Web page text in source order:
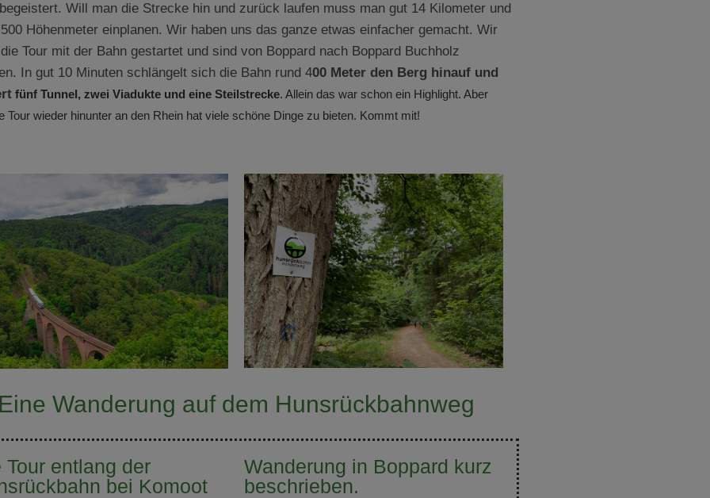
Will man die Strecke hin und zurück laufen muss man gut 14 Kilometer und
Höhenmeter einplanen. Wir haben uns das ganze etwas einfacher gemacht. Wir
Tour mit der Bahn gestartet und sind von Boppard nach Boppard Buchholz
In gut 10 Minuten schlängelt sich die Bahn rund 400 Meter den Berg hinauf und
fünf Tunnel, zwei Viadukte und eine Steilstrecke. Allein das war schon ein Highlight. Aber
Tour wieder hinunter an den Rhein hat viele schöne Dinge zu bieten. Kommt mit!
Eine Wanderung auf dem Hunsrückbahnweg
Tour entlang der
bei Komoot
Wanderung in Boppard kurz
beschrieben.